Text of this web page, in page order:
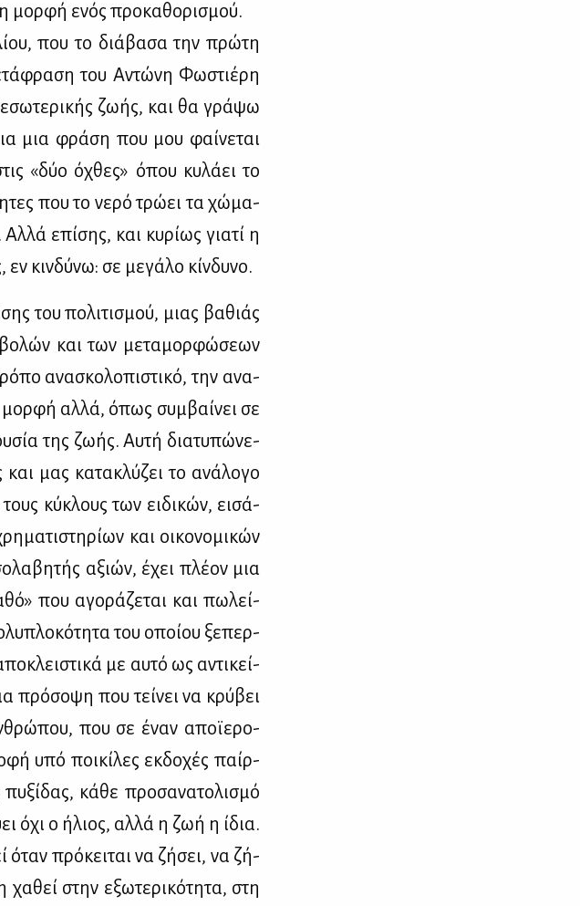
μορ­φή ενός προ­κα­θο­ρι­σμού.
που το διά­βα­σα την πρώ­τη
του Αντώ­νη Φω­στιέ­ρη
ζω­ής, και θα γρά­ψω
μια φρά­ση που μου φαί­νε­ται
«δύο όχθες» όπου κυ­λά­ει το
που το νε­ρό τρώ­ει τα χώ­μα­
επί­σης, και κυ­ρί­ως για­τί η
κιν­δύ­νω: σε με­γά­λο κίν­δυ­νο.
του πο­λι­τι­σμού, μιας βα­θιάς
και των με­τα­μορ­φώ­σε­ων
ανα­σκο­λο­πι­στι­κό, την ανα­
αλ­λά, όπως συμ­βαί­νει σε
της ζω­ής. Αυ­τή δια­τυ­πώ­νε­
μας κα­τα­κλύ­ζει το ανά­λο­γο
κύ­κλους των ει­δι­κών, ει­σά­
και οι­κο­νο­μι­κών
αξιών, έχει πλέ­ον μια
που αγο­ρά­ζε­ται και πω­λεί­
του οποί­ου ξε­περ­
με αυ­τό ως αντι­κεί­
πρό­σο­ψη που τεί­νει να κρύ­βει
που σε έναν αποϊ­ε­ρο­
υπό ποι­κί­λες εκ­δο­χές παίρ­
κά­θε προ­σα­να­το­λι­σμό
όχι ο ήλιος, αλ­λά η ζωή η ίδια.
πρό­κει­ται να ζή­σει, να ζή­
χα­θεί στην εξω­τε­ρι­κό­τη­τα, στη